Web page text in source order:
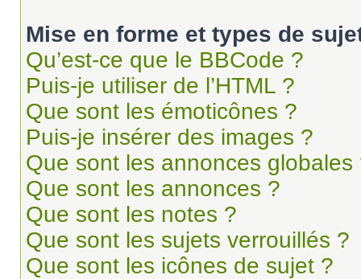
Mise en forme et types de
Qu’est-ce que le BBCode ?
Puis-je utiliser de l’HTML ?
Que sont les émoticônes ?
Puis-je insérer des images ?
Que sont les annonces globales
Que sont les annonces ?
Que sont les notes ?
Que sont les sujets verrouillés ?
Que sont les icônes de sujet ?